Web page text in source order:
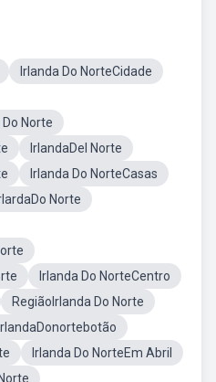
Irlanda Do NorteCidade
Norte
IrlandaDel Norte
Irlanda Do NorteCasas
Norte
Irlanda Do NorteCentro
RegiãoIrlanda Do Norte
IrlandaDonortebotão
Irlanda Do NorteEm Abril